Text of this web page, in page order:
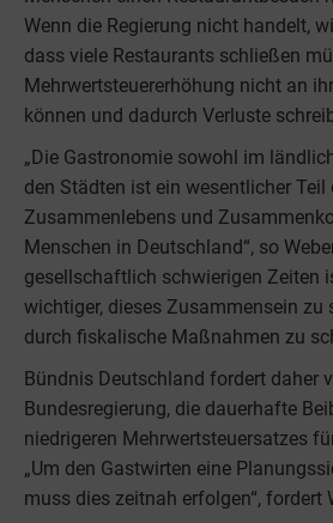
Wenn die Regierung nicht handelt,
dass viele Restaurants schließen
Mehrwertsteuererhöhung nicht an
können und dadurch Verluste
„Die Gastronomie sowohl im
den Städten ist ein wesentlicher Teil
Zusammenlebens und
Menschen in Deutschland“, so
gesellschaftlich schwierigen Zeiten
wichtiger, dieses Zusammensein zu
durch fiskalische Maßnahmen zu
Bündnis Deutschland fordert daher
Bundesregierung, die dauerhafte
niedrigeren Mehrwertsteuersatzes
„Um den Gastwirten eine
muss dies zeitnah erfolgen“, fordert